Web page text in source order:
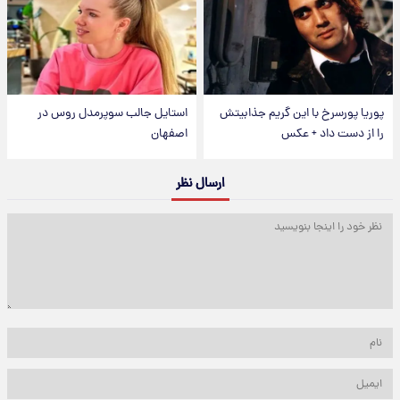
پوریا پورسرخ با این گریم جذابیتش
را از دست داد + عکس
استایل جالب سوپرمدل روس در
اصفهان
ارسال نظر